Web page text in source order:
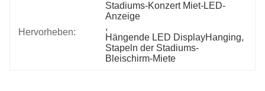
Hervorheben:
Stadiums-Konzert Miet-LED-
Anzeige
,
Hängende LED DisplayHanging
Stapeln der Stadiums-
Bleischirm-Miete